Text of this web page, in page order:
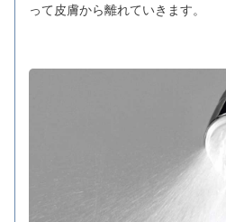
って皮膚から離れていきます。